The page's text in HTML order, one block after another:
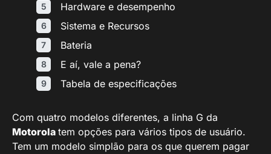
Hardware e desempenho
Sistema e Recursos
Bateria
E aí, vale a pena?
Tabela de especificações
Com quatro modelos diferentes, a linha G da
Motorola tem opções para vários tipos de usuário.
Tem um modelo simplão para os que querem pagar